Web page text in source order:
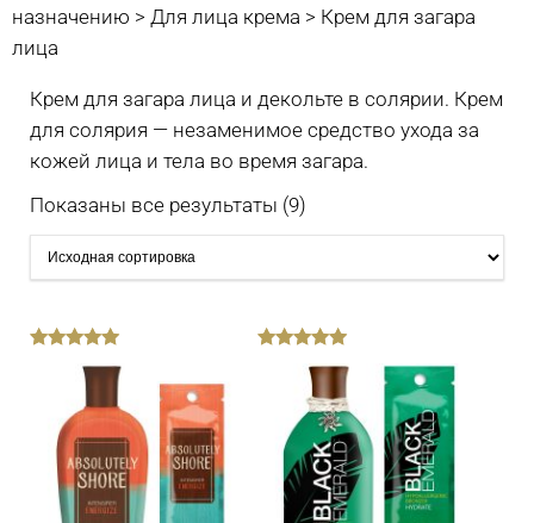
назначению > Для лица крема > Крем для загара
лица
Крем для загара лица и декольте в солярии. Крем
для солярия — незаменимое средство ухода за
кожей лица и тела во время загара.
Показаны все результаты (9)